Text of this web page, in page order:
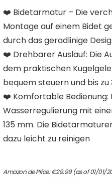
❤️ Bidetarmatur – Die
Montage auf einem Bidet
durch das geradlinige
❤️ Drehbarer Auslauf: Die
dem praktischen
bequem steuern und bis zu
❤️ Komfortable
Wasserregulierung mit
135 mm. Die
dazu leicht zu reinigen
Amazon.de Price:€29.99(as of 01/01/